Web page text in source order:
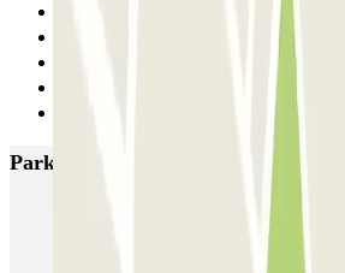
Parkings más valorados en Brindisi
SABA Aeroporto di Brindisi Comfort - P1